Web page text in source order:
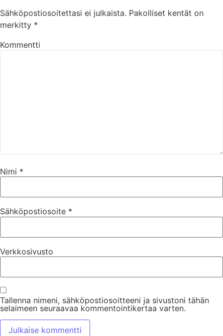
Sähköpostiosoitettasi ei julkaista. Pakolliset kentät on
merkitty *
Kommentti
Nimi *
Sähköpostiosoite *
Verkkosivusto
Tallenna nimeni, sähköpostiosoitteeni ja sivustoni tähän
selaimeen seuraavaa kommentointikertaa varten.